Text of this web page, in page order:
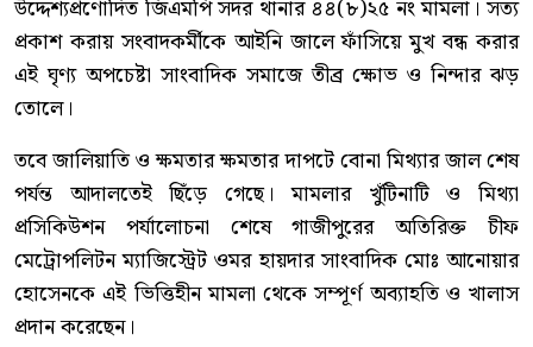
উদ্দেশ্যপ্রণোদিত জিএমপি সদর থানার ৪৪(৮)২৫ নং মামলা। সত্য
প্রকাশ করায় সংবাদকর্মীকে আইনি জালে ফাঁসিয়ে মুখ বন্ধ করার
এই ঘৃণ্য অপচেষ্টা সাংবাদিক সমাজে তীব্র ক্ষোভ ও নিন্দার ঝড়
তোলে।
তবে জালিয়াতি ও ক্ষমতার ক্ষমতার দাপটে বোনা মিথ্যার জাল শেষ
পর্যন্ত আদালতেই ছিঁড়ে গেছে। মামলার খুঁটিনাটি ও মিথ্যা
প্রসিকিউশন পর্যালোচনা শেষে গাজীপুরের অতিরিক্ত চীফ
মেট্রোপলিটন ম্যাজিস্ট্রেট ওমর হায়দার সাংবাদিক মোঃ আনোয়ার
হোসেনকে এই ভিত্তিহীন মামলা থেকে সম্পূর্ণ অব্যাহতি ও খালাস
প্রদান করেছেন।